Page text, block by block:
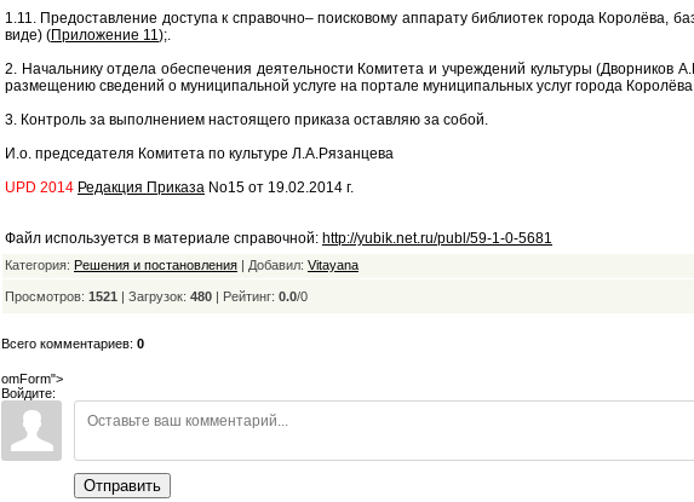
1.11. Предоставление доступа к справочно– поисковому аппарату библиотек города Королёва,
виде) (Приложение 11);.
2. Начальнику отдела обеспечения деятельности Комитета и учреждений культуры (Дворников
размещению сведений о муниципальной услуге на портале муниципальных услуг города
3. Контроль за выполнением настоящего приказа оставляю за собой.
И.о. председателя Комитета по культуре Л.А.Рязанцева
UPD 2014 Редакция Приказа No15 от 19.02.2014 г.
Файл используется в материале справочной: http://yubik.net.ru/publ/59-1-0-5681
Категория: Решения и постановления | Добавил: Vitayana
Просмотров: 1521 | Загрузок: 480 | Рейтинг: 0.0/0
Всего комментариев: 0
omForm">
Войдите:
Отправить